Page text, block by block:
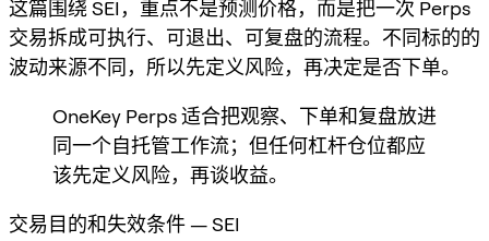
这篇围绕 SEI，重点不是预测价格，而是把一次 Perps
交易拆成可执行、可退出、可复盘的流程。不同标的的
波动来源不同，所以先定义风险，再决定是否下单。
OneKey Perps 适合把观察、下单和复盘放进
同一个自托管工作流；但任何杠杆仓位都应
该先定义风险，再谈收益。
交易目的和失效条件 — SEI